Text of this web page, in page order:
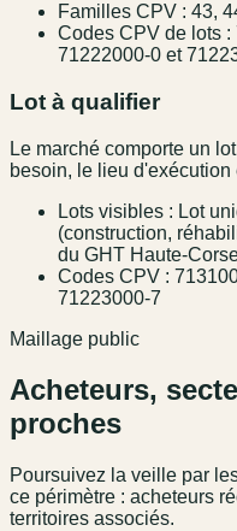
Familles CPV : 43,
Codes CPV de lots
71222000-0 et
Lot à qualifier
Le marché comporte un
besoin, le lieu
Lots visibles : Lot
(construction,
du GHT Haute-
Codes CPV :
71223000-7
Maillage public
Acheteurs,
proches
Poursuivez la veille par
ce périmètre : acheteurs
territoires associés.